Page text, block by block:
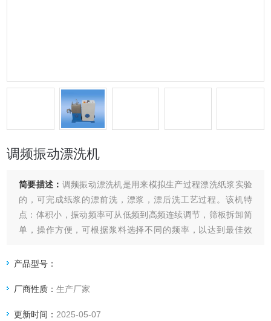
调频振动漂洗机
简要描述： 调频振动漂洗机是用来模拟生产过程漂洗纸浆实验
的，可完成纸浆的漂前洗，漂浆，漂后洗工艺过程。该机特
点：体积小，振动频率可从低频到高频连续调节，筛板拆卸简
单，操作方便，可根据浆料选择不同的频率，以达到最佳效
产品型号：
厂商性质：生产厂家
更新时间： 2025-05-07